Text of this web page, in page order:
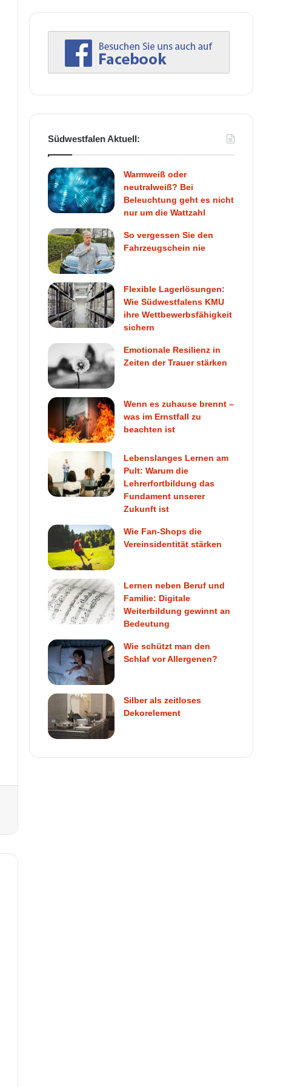
Südwestfalen Aktuell:
Warmweiß oder
neutralweiß? Bei
Beleuchtung geht es nicht
nur um die Wattzahl
So vergessen Sie den
Fahrzeugschein nie
Flexible Lagerlösungen:
Wie Südwestfalens KMU
ihre Wettbewerbsfähigkeit
sichern
Emotionale Resilienz in
Zeiten der Trauer stärken
Wenn es zuhause brennt –
was im Ernstfall zu
beachten ist
Lebenslanges Lernen am
Pult: Warum die
Lehrerfortbildung das
Fundament unserer
Zukunft ist
Wie Fan-Shops die
Vereinsidentität stärken
Lernen neben Beruf und
Familie: Digitale
Weiterbildung gewinnt an
Bedeutung
Wie schützt man den
Schlaf vor Allergenen?
Silber als zeitloses
Dekorelement